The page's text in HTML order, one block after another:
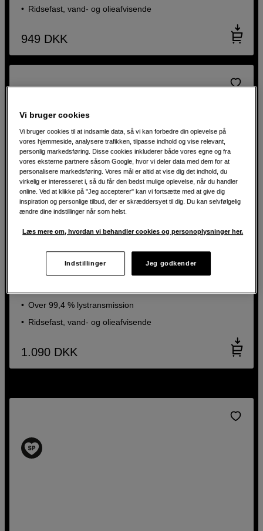
Ridsefast, vand- og olieafvisende
949 DKK
Magnetisk UV-filter – beskyttelse i topklasse
Kase KW Revolution R-MCUV Magnetic 82mm
Over 99,4 % lystransmission
Ridsefast, vand- og olieafvisende
1.090 DKK
Vi bruger cookies
Vi bruger cookies til at indsamle data, så vi kan forbedre din oplevelse på
vores hjemmeside, analysere trafikken, tilpasse indhold og vise relevant,
personlig markedsføring. Disse cookies inkluderer både vores egne og fra
vores eksterne partnere såsom Google, hvor vi deler data med dem for at
personalisere markedsføring. Vores mål er altid at vise dig det indhold, du
virkelig er interesseret i, så du får den bedst mulige oplevelse, når du handler
online. Ved at klikke på "Jeg accepterer" kan vi fortsætte med at give dig
inspiration og personlige tilbud, der er skræddersyet til dig. Du kan selvfølgelig
ændre dine indstillinger når som helst.
Læs mere om, hvordan vi behandler cookies og personoplysninger her.
Indstillinger Jeg godkender